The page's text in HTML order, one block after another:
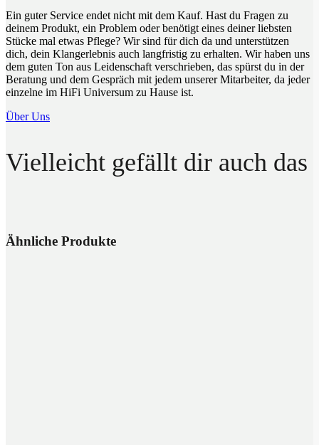
Ein guter Service endet nicht mit dem Kauf. Hast du Fragen zu
deinem Produkt, ein Problem oder benötigt eines deiner liebsten
Stücke mal etwas Pflege? Wir sind für dich da und unterstützen
dich, dein Klangerlebnis auch langfristig zu erhalten. Wir haben uns
dem guten Ton aus Leidenschaft verschrieben, das spürst du in der
Beratung und dem Gespräch mit jedem unserer Mitarbeiter, da jeder
einzelne im HiFi Universum zu Hause ist.
Über Uns
Vielleicht gefällt dir auch das
Ähnliche Produkte